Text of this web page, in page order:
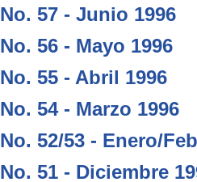
No. 57 - Junio 1996
No. 56 - Mayo 1996
No. 55 - Abril 1996
No. 54 - Marzo 1996
No. 52/53 - Enero/
No. 51 - Diciembre